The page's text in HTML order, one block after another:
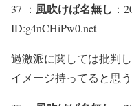
37 ： 風吹けば名無し ：
ID:g4nCHiPw0.net
過激派に関しては批判
イメージ持ってると思